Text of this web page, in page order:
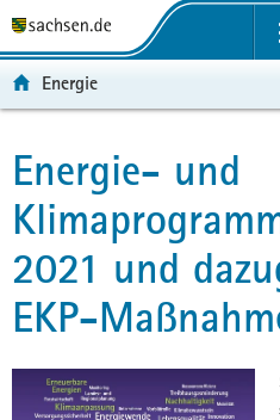
t
ü
b
e
r
g
r
i
t
n
a
v
i
g
a
i
p
n
h
a
l
t
t
-
B
e
r
e
i
h
Energie
Hauptinhalt
Energie- und
2021 und
EKP-